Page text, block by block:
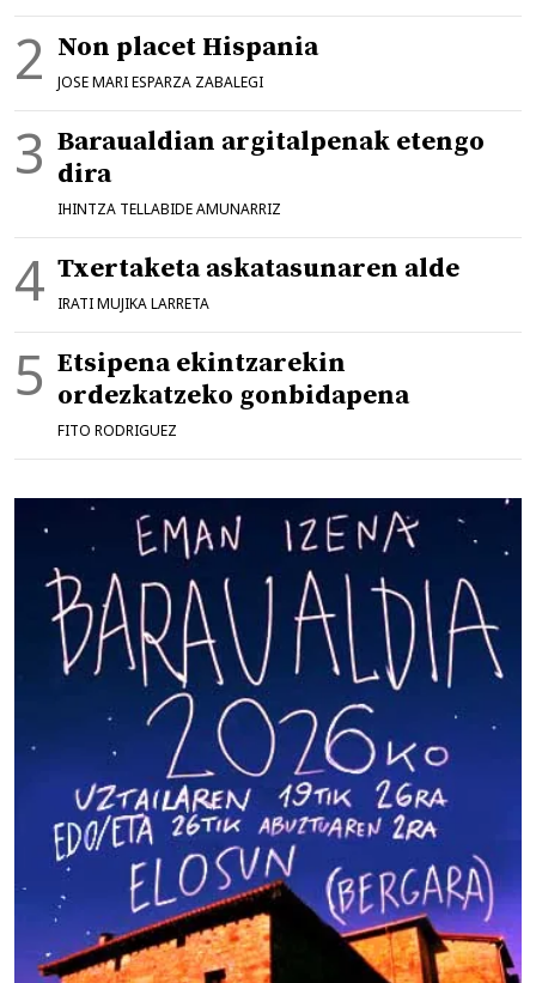
Non placet Hispania
JOSE MARI ESPARZA ZABALEGI
Baraualdian argitalpenak etengo
dira
IHINTZA TELLABIDE AMUNARRIZ
Txertaketa askatasunaren alde
IRATI MUJIKA LARRETA
Etsipena ekintzarekin
ordezkatzeko gonbidapena
FITO RODRIGUEZ